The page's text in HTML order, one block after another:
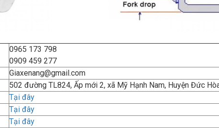
0965 173 798
0909 459 277
Giaxenang@gmail.com
502 đường TL824, Ấp mới 2, xã Mỹ Hạnh Nam, Huyện Đức
Tại đây
Tại đây
Tại đây